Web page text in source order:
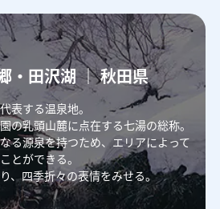
・田沢湖 ｜ 秋田県
表する温泉地。
の乳頭山麓に点在する七湯の総称。
る源泉を持つため、エリアによって
とができる。
、四季折々の表情をみせる。